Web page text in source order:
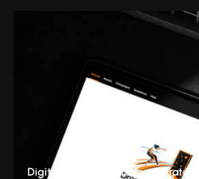
Digital & Tech Branding Stratégie